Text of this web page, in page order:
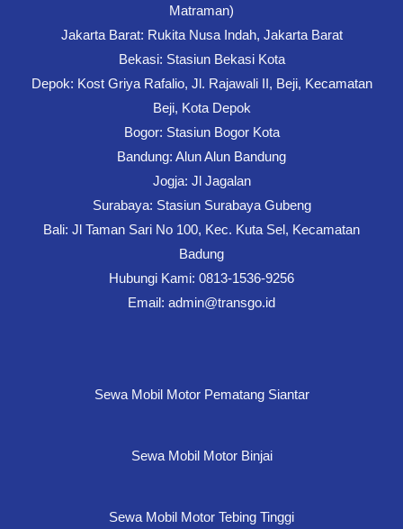
Matraman)
Jakarta Barat: Rukita Nusa Indah, Jakarta Barat
Bekasi: Stasiun Bekasi Kota
Depok: Kost Griya Rafalio, Jl. Rajawali II, Beji, Kecamatan
Beji, Kota Depok
Bogor: Stasiun Bogor Kota
Bandung: Alun Alun Bandung
Jogja: Jl Jagalan
Surabaya: Stasiun Surabaya Gubeng
Bali: Jl Taman Sari No 100, Kec. Kuta Sel, Kecamatan
Badung
Hubungi Kami: 0813-1536-9256
Email: admin@transgo.id
Sewa Mobil Motor Pematang Siantar
Sewa Mobil Motor Binjai
Sewa Mobil Motor Tebing Tinggi